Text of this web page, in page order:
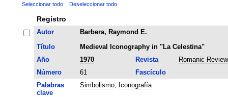
Seleccionar todo Deseleccionar todo
Registro
Autor
Barbera, Raymond E.
Título
Medieval Iconography in "La Celestina"
Año
1970 Revista
Romanic Review
Número
61
Fascículo
Palabras
clave
Simbolismo; Iconografía